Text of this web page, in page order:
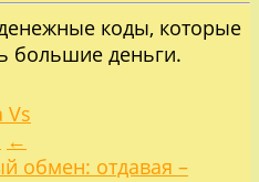
коды, которые
большие деньги.
Vs
←
обмен: отдавая –